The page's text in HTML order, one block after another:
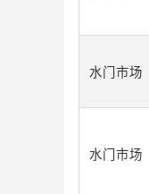
水门市场
水门市场